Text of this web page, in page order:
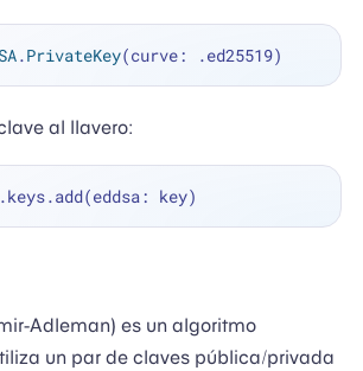
.PrivateKey
al llavero:
Adleman) es un algoritmo
un par de claves pública/privada